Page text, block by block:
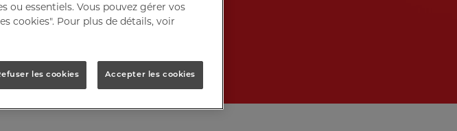
ou essentiels. Vous pouvez gérer vos
cookies". Pour plus de détails, voir
les cookies Accepter les cookies